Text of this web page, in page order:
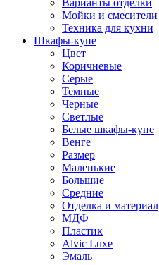
Варианты отделки
Мойки и смесители
Техника для кухни
Шкафы-купе
Цвет
Коричневые
Серые
Темные
Черные
Светлые
Белые шкафы-купе
Венге
Размер
Маленькие
Большие
Средние
Отделка и материал
МДФ
Пластик
Alvic Luxe
Эмаль